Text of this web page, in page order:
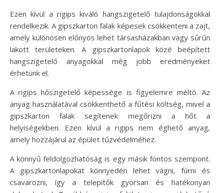
Ezen kívül a rigips kiváló hangszigetelő tulajdonságokkal
rendelkezik. A gipszkarton falak képesek csökkenteni a zajt,
amely különösen előnyös lehet társasházakban vagy sűrűn
lakott területeken. A gipszkartonlapok közé beépített
hangszigetelő anyagokkal még jobb eredményeket
érhetünk el.
A rigips hőszigetelő képessége is figyelemre méltó. Az
anyag használatával csökkenthető a fűtési költség, mivel a
gipszkarton falak segítenek megőrizni a hőt a
helyiségekben. Ezen kívül a rigips nem éghető anyag,
amely hozzájárul az épület tűzvédelméhez.
A könnyű feldolgozhatóság is egy másik fontos szempont.
A gipszkartonlapokat könnyedén lehet vágni, fúrni és
csavarozni, így a telepítők gyorsan és hatékonyan